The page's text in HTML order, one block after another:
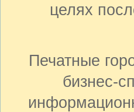
целях
Печатные
бизнес-